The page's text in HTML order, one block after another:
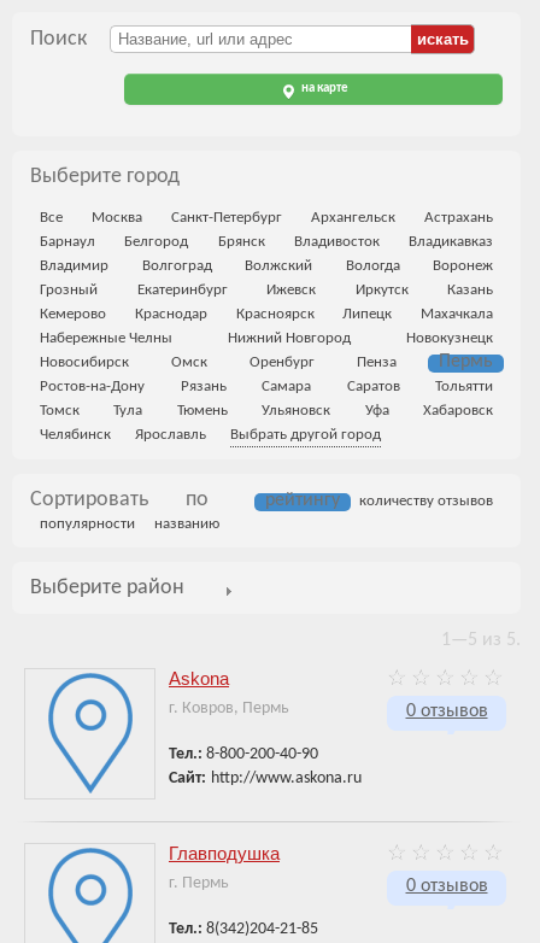
Поиск
на карте
Выберите город
Все Москва Санкт-Петербург Архангельск
Астрахань
Барнаул
Белгород Брянск Владивосток
Владикавказ
Владимир
Волгоград Волжский Вологда
Воронеж
Грозный
Екатеринбург Ижевск Иркутск
Казань
Кемерово
Краснодар Красноярск Липецк
Махачкала
Набережные Челны
Нижний Новгород
Новокузнецк
Новосибирск
Омск Оренбург Пенза Пермь
Ростов-на-Дону Рязань Самара Саратов
Тольятти
Томск
Тула Тюмень Ульяновск Уфа
Хабаровск
Челябинск
Ярославль Выбрать другой город
Сортировать по рейтингу
количеству отзывов
популярности
названию
Выберите район
1—5 из 5.
0 отзывов
Askona
г. Ковров, Пермь
Тел.: 8-800-200-40-90
Сайт: http://www.askona.ru
0 отзывов
Главподушка
г. Пермь
Тел.: 8(342)204-21-85